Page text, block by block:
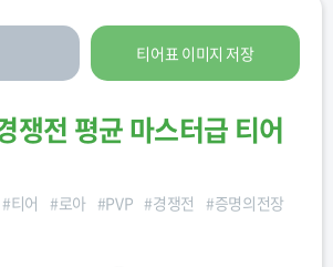
티어표 이미지 저장
쟁전 평균 마스터급 티어
#티어 #로아 #PVP #경쟁전 #증명의전장